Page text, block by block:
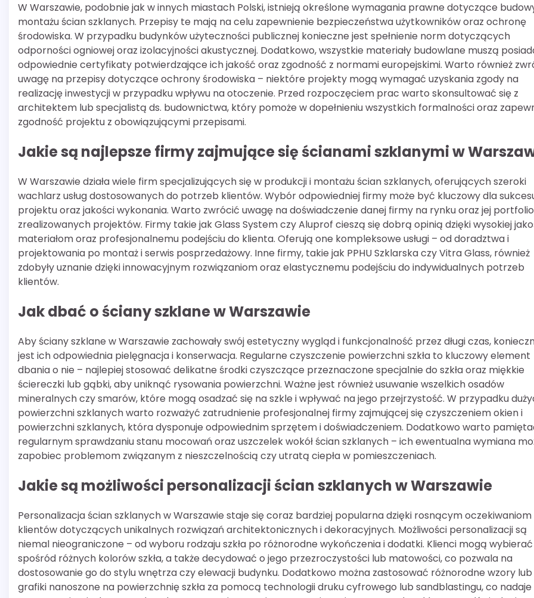
W Warszawie, podobnie jak w innych miastach Polski, istnieją określone wymagania prawne dotyczące
montażu ścian szklanych. Przepisy te mają na celu zapewnienie bezpieczeństwa użytkowników oraz ochronę
środowiska. W przypadku budynków użyteczności publicznej konieczne jest spełnienie norm dotyczących
odporności ogniowej oraz izolacyjności akustycznej. Dodatkowo, wszystkie materiały budowlane muszą
odpowiednie certyfikaty potwierdzające ich jakość oraz zgodność z normami europejskimi. Warto również
uwagę na przepisy dotyczące ochrony środowiska – niektóre projekty mogą wymagać uzyskania zgody na
realizację inwestycji w przypadku wpływu na otoczenie. Przed rozpoczęciem prac warto skonsultować się z
architektem lub specjalistą ds. budownictwa, który pomoże w dopełnieniu wszystkich formalności oraz
zgodność projektu z obowiązującymi przepisami.
Jakie są najlepsze firmy zajmujące się ścianami szklanymi w
W Warszawie działa wiele firm specjalizujących się w produkcji i montażu ścian szklanych, oferujących szeroki
wachlarz usług dostosowanych do potrzeb klientów. Wybór odpowiedniej firmy może być kluczowy dla
projektu oraz jakości wykonania. Warto zwrócić uwagę na doświadczenie danej firmy na rynku oraz jej portfolio
zrealizowanych projektów. Firmy takie jak Glass System czy Aluprof cieszą się dobrą opinią dzięki wysokiej
materiałom oraz profesjonalnemu podejściu do klienta. Oferują one kompleksowe usługi – od doradztwa i
projektowania po montaż i serwis posprzedażowy. Inne firmy, takie jak PPHU Szklarska czy Vitra Glass, również
zdobyły uznanie dzięki innowacyjnym rozwiązaniom oraz elastycznemu podejściu do indywidualnych potrzeb
klientów.
Jak dbać o ściany szklane w Warszawie
Aby ściany szklane w Warszawie zachowały swój estetyczny wygląd i funkcjonalność przez długi czas,
jest ich odpowiednia pielęgnacja i konserwacja. Regularne czyszczenie powierzchni szkła to kluczowy element
dbania o nie – najlepiej stosować delikatne środki czyszczące przeznaczone specjalnie do szkła oraz miękkie
ściereczki lub gąbki, aby uniknąć rysowania powierzchni. Ważne jest również usuwanie wszelkich osadów
mineralnych czy smarów, które mogą osadzać się na szkle i wpływać na jego przejrzystość. W przypadku
powierzchni szklanych warto rozważyć zatrudnienie profesjonalnej firmy zajmującej się czyszczeniem okien i
powierzchni szklanych, która dysponuje odpowiednim sprzętem i doświadczeniem. Dodatkowo warto
regularnym sprawdzaniu stanu mocowań oraz uszczelek wokół ścian szklanych – ich ewentualna wymiana
zapobiec problemom związanym z nieszczelnością czy utratą ciepła w pomieszczeniach.
Jakie są możliwości personalizacji ścian szklanych w Warszawie
Personalizacja ścian szklanych w Warszawie staje się coraz bardziej popularna dzięki rosnącym oczekiwaniom
klientów dotyczących unikalnych rozwiązań architektonicznych i dekoracyjnych. Możliwości personalizacji są
niemal nieograniczone – od wyboru rodzaju szkła po różnorodne wykończenia i dodatki. Klienci mogą wybierać
spośród różnych kolorów szkła, a także decydować o jego przezroczystości lub matowości, co pozwala na
dostosowanie go do stylu wnętrza czy elewacji budynku. Dodatkowo można zastosować różnorodne wzory lub
grafiki nanoszone na powierzchnię szkła za pomocą technologii druku cyfrowego lub sandblastingu, co nadaje